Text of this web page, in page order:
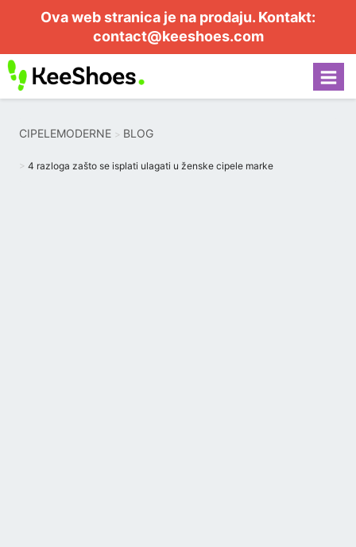
Ova web stranica je na prodaju. Kontakt:
contact@keeshoes.com
CIPELEMODERNE BLOG
4 razloga zašto se isplati ulagati u ženske cipele marke